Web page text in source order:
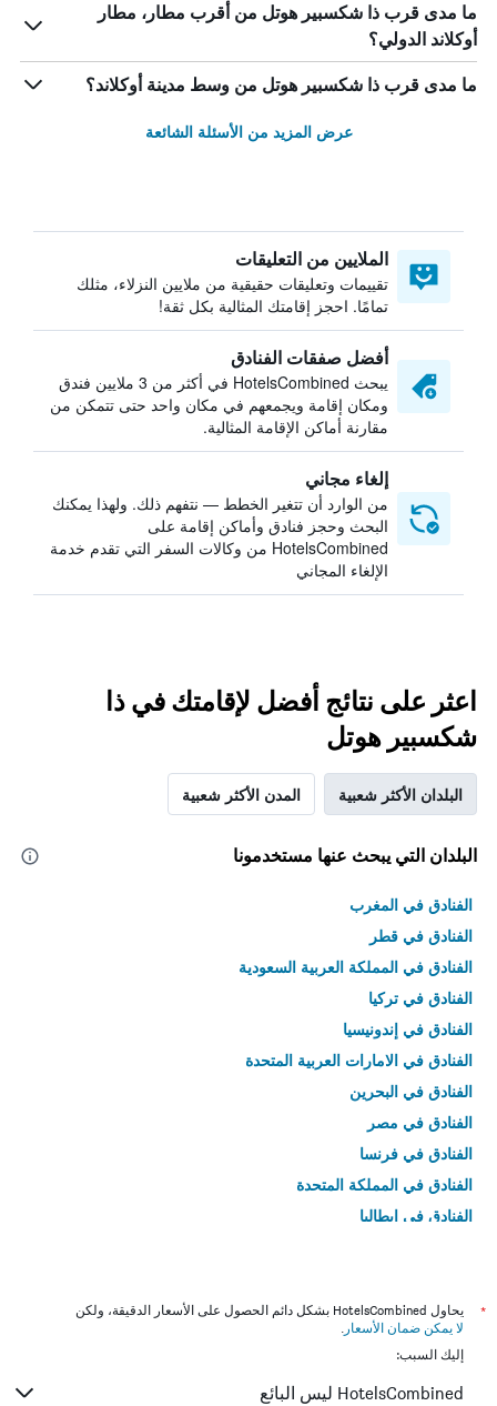
ما مدى قرب ذا شكسبير هوتل من أقرب مطار، مطار
أوكلاند الدولي؟
ما مدى قرب ذا شكسبير هوتل من وسط مدينة أوكلاند؟
عرض المزيد من الأسئلة الشائعة
الملايين من التعليقات
تقييمات وتعليقات حقيقية من ملايين النزلاء، مثلك
تمامًا. احجز إقامتك المثالية بكل ثقة!
أفضل صفقات الفنادق
يبحث HotelsCombined في أكثر من 3 ملايين فندق
ومكان إقامة ويجمعهم في مكان واحد حتى تتمكن من
مقارنة أماكن الإقامة المثالية.
إلغاء مجاني
من الوارد أن تتغير الخطط — نتفهم ذلك. ولهذا يمكنك
البحث وحجز فنادق وأماكن إقامة على
HotelsCombined من وكالات السفر التي تقدم خدمة
الإلغاء المجاني
اعثر على نتائج أفضل لإقامتك في ذا
شكسبير هوتل
البلدان الأكثر شعبية المدن الأكثر شعبية
البلدان التي يبحث عنها مستخدمونا
الفنادق في المغرب
الفنادق في قطر
الفنادق في المملكة العربية السعودية
الفنادق في تركيا
الفنادق في إندونيسيا
الفنادق في الامارات العربية المتحدة
الفنادق في البحرين
الفنادق في مصر
الفنادق في فرنسا
الفنادق في المملكة المتحدة
الفنادق في إيطاليا
*
يحاول HotelsCombined بشكل دائم الحصول على الأسعار الدقيقة، ولكن
لا يمكن ضمان الأسعار .
إليك السبب:
HotelsCombined ليس البائع